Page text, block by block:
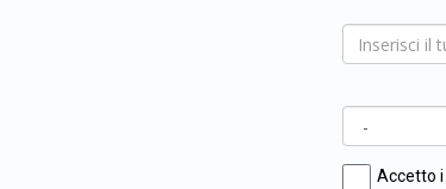
Accetto i